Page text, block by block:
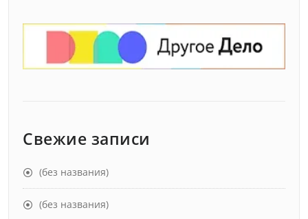
Свежие записи
(без названия)
(без названия)